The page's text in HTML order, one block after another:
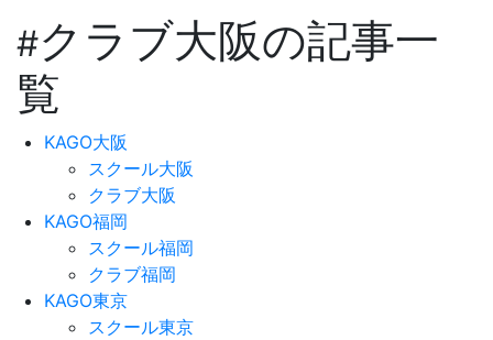
#クラブ大阪の記事一
覧
KAGO大阪
スクール大阪
クラブ大阪
KAGO福岡
スクール福岡
クラブ福岡
KAGO東京
スクール東京